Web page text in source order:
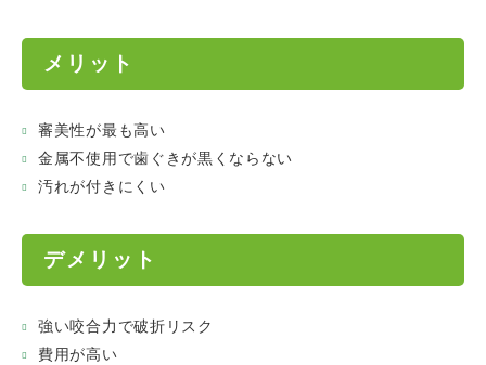
メリット
審美性が最も高い
金属不使用で歯ぐきが黒くならない
汚れが付きにくい
デメリット
強い咬合力で破折リスク
費用が高い